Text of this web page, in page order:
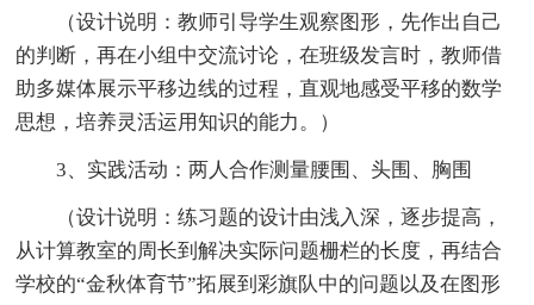
（设计说明：教师引导学生观察图形，先作出自己
的判断，再在小组中交流讨论，在班级发言时，教师借
助多媒体展示平移边线的过程，直观地感受平移的数学
思想，培养灵活运用知识的能力。）
3、实践活动：两人合作测量腰围、头围、胸围
（设计说明：练习题的设计由浅入深，逐步提高，
从计算教室的周长到解决实际问题栅栏的长度，再结合
学校的“金秋体育节”拓展到彩旗队中的问题以及在图形